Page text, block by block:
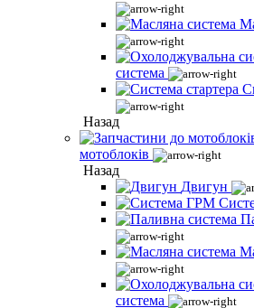
система
Назад
мотоблоків
Назад
Двигун
система